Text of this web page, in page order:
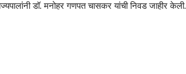
डॉ. मनोहर गणपत चासकर यांची निवड जाहीर केली.